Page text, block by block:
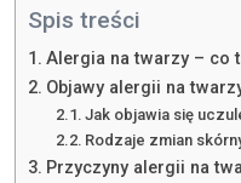
Spis treści
Alergia na twarzy – co
Objawy alergii na
Jak objawia się
Rodzaje zmian
Przyczyny alergii na